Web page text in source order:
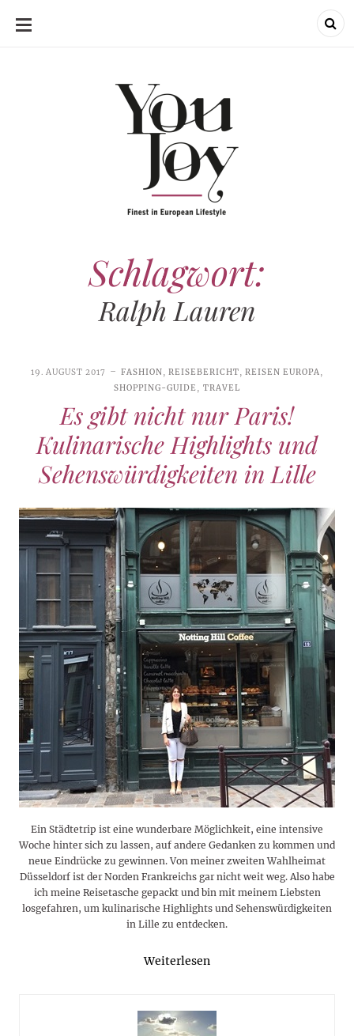
SKIP
Schlagwort:
Ralph Lauren
19. AUGUST 2017 FASHION, REISEBERICHT,REISEN EUROPA,
SHOPPING-GUIDE, TRAVEL
Es gibt nicht nur Paris!
Kulinarische Highlights und
Sehenswürdigkeiten in Lille
Ein Städtetrip ist eine wunderbare Möglichkeit, eine intensive
Woche hinter sich zu lassen, auf andere Gedanken zu kommen und
neue Eindrücke zu gewinnen. Von meiner zweiten Wahlheimat
Düsseldorf ist der Norden Frankreichs gar nicht weit weg. Also habe
ich meine Reisetasche gepackt und bin mit meinem Liebsten
losgefahren, um kulinarische Highlights und Sehenswürdigkeiten
in Lille zu entdecken.
Weiterlesen